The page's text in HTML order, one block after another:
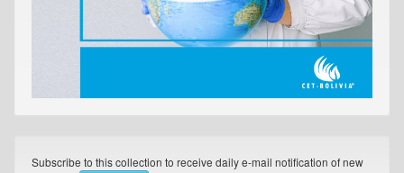
Subscribe to this collection to receive daily e-mail notification of new